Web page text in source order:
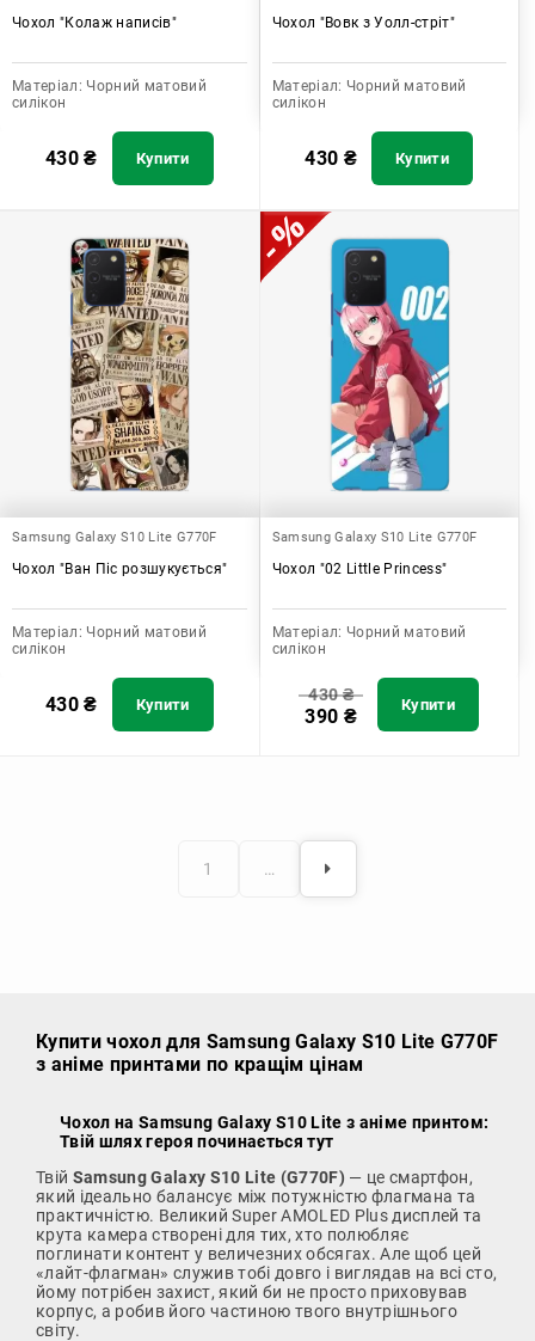
Чохол "Колаж написів"
Матеріал: Чорний матовий
силікон
430₴ Купити
Чохол "Вовк з Уолл-стріт"
Матеріал: Чорний матовий
силікон
430 ₴ Купити
Samsung Galaxy S10 Lite G770F
Чохол "Ван Піс розшукується"
Матеріал: Чорний матовий
силікон
430₴ Купити
Samsung Galaxy S10 Lite G770F
Чохол "02 Little Princess"
Матеріал: Чорний матовий
силікон
430₴
390 ₴ Купити
1 …
Купити чохол для Samsung Galaxy S10 Lite G770F
з аніме принтами по кращім цінам
Чохол на Samsung Galaxy S10 Lite з аніме принтом:
Твій шлях героя починається тут
Твій Samsung Galaxy S10 Lite (G770F) — це смартфон,
який ідеально балансує між потужністю флагмана та
практичністю. Великий Super AMOLED Plus дисплей та
крута камера створені для тих, хто полюбляє
поглинати контент у величезних обсягах. Але щоб цей
«лайт-флагман» служив тобі довго і виглядав на всі сто,
йому потрібен захист, який би не просто приховував
корпус, а робив його частиною твого внутрішнього
світу.